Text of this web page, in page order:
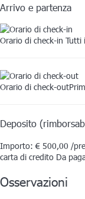
Arrivo e partenza
Orario di check-in Tutti
Orario di check-out
Deposito
Importo: € 500,00 /
carta di credito Da
Osservazioni